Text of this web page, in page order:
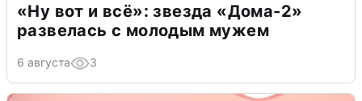
«Ну вот и всё»: звезда «Дома-2»
развелась с молодым мужем
6 августа 3